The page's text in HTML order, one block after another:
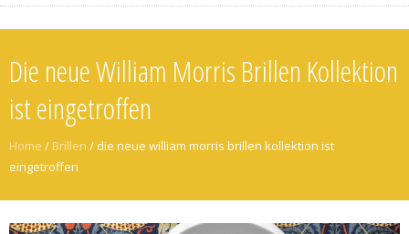
Die neue William Morris Brillen Kollektion
ist eingetroffen
Home / Brillen / die neue william morris brillen kollektion ist
eingetroffen